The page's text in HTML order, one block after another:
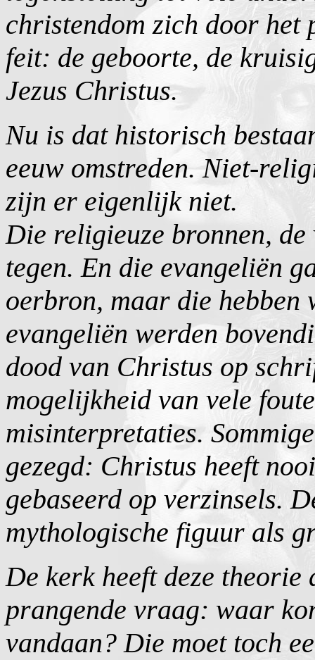
christendom zich door het
feit: de geboorte, de
Jezus Christus.
Nu is dat historisch
eeuw omstreden. Niet-
zijn er eigenlijk niet.
Die religieuze bronnen,
tegen. En die evangeliën
oerbron, maar die hebben
evangeliën werden
dood van Christus op
mogelijkheid van vele
misinterpretaties.
gezegd: Christus heeft
gebaseerd op verzinsels.
mythologische figuur als
De kerk heeft deze
prangende vraag: waar
vandaan? Die moet toch